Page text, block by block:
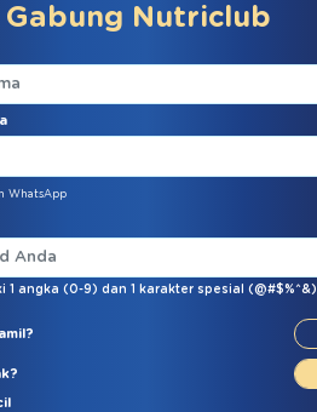
Gabung Nutriclub
WhatsApp
1 angka (0-9) dan 1 karakter spesial (@#$%^&)